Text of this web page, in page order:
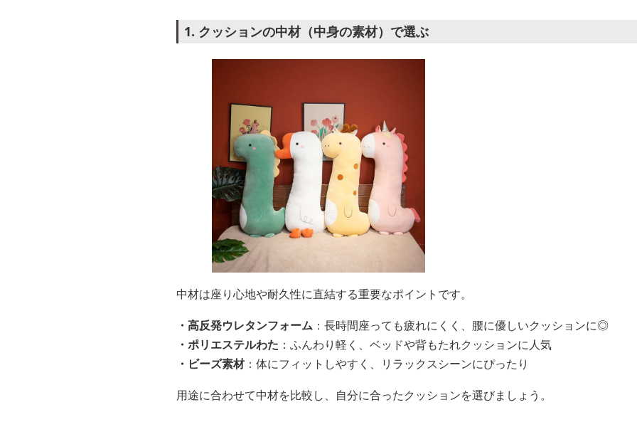
1. クッションの中材（中身の素材）で選ぶ
中材は座り心地や耐久性に直結する重要なポイントです。
・高反発ウレタンフォーム ：長時間座っても疲れにくく、腰に優しいクッションに◎
・ポリエステルわた ：ふんわり軽く、ベッドや背もたれクッションに人気
・ビーズ素材：体にフィットしやすく、リラックスシーンにぴったり
用途に合わせて中材を比較し、自分に合ったクッションを選びましょう。